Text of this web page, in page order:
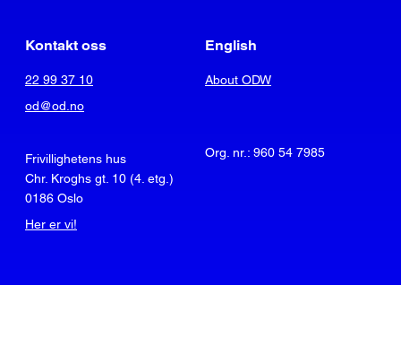
Kontakt oss
22 99 37 10
od@od.no
Frivillighetens hus
Chr. Kroghs gt. 10 (4. etg.)
0186 Oslo
Her er vi!
English
About ODW
Org. nr.: 960 54 7985